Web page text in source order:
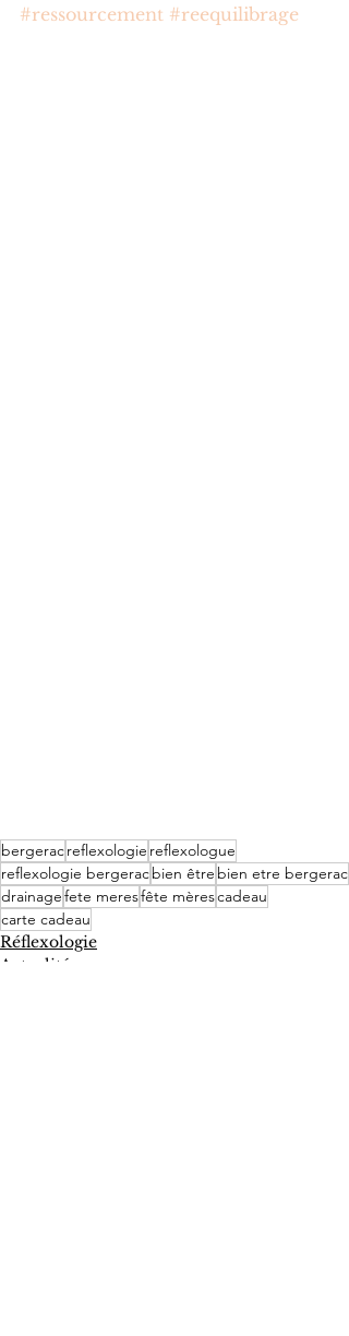
#ressourcement #reequilibrage
bergeracreflexologie reflexologue
reflexologie bergeracbien être bien etre bergerac
drainagefete meresfête mèrescadeau
carte cadeau
Réflexologie
Actualités